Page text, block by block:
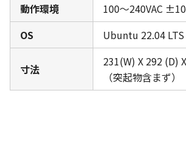
動作環境
100～240VAC
OS
Ubuntu 22.04 LTS
寸法
231(W) X 292 (D)
（突起物含まず）